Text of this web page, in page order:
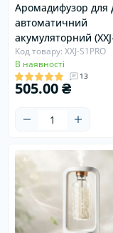
Аромадифузор для
автоматичний
акумуляторний
Код товару: XXJ-S1PRO
В наявності
13
505.00 ₴
Хіт